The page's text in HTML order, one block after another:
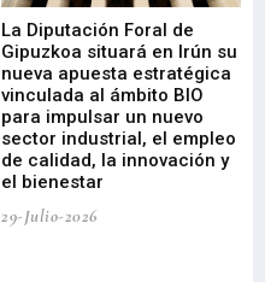
La Diputación Foral de
Gipuzkoa situará en Irún su
nueva apuesta estratégica
vinculada al ámbito BIO
para impulsar un nuevo
sector industrial, el empleo
de calidad, la innovación y
el bienestar
29-Julio-2026